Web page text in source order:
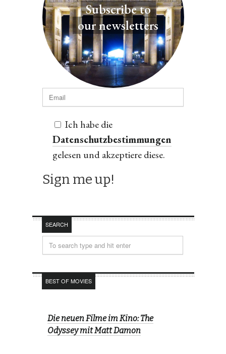
Subscribe to
our newsletters
Ich habe die
Datenschutzbestimmungen
gelesen und akzeptiere diese.
SEARCH
BEST OF MOVIES
Die neuen Filme im Kino: The
Odyssey mit Matt Damon